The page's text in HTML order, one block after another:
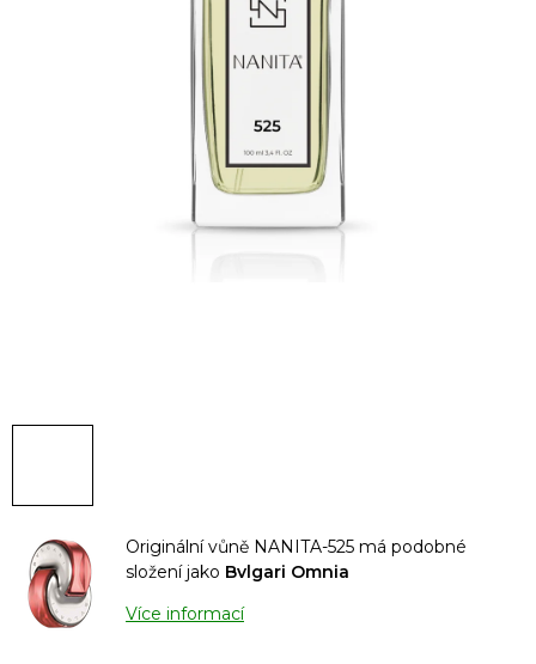
Originální vůně NANITA-525 má podobné
složení jako Bvlgari Omnia
Více informací